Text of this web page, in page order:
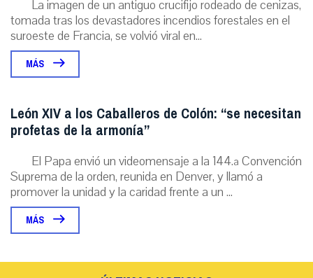
La imagen de un antiguo crucifijo rodeado de cenizas,
tomada tras los devastadores incendios forestales en el
suroeste de Francia, se volvió viral en...
MÁS
León XIV a los Caballeros de Colón: “se necesitan
profetas de la armonía”
El Papa envió un videomensaje a la 144.ª Convención
Suprema de la orden, reunida en Denver, y llamó a
promover la unidad y la caridad frente a un ...
MÁS